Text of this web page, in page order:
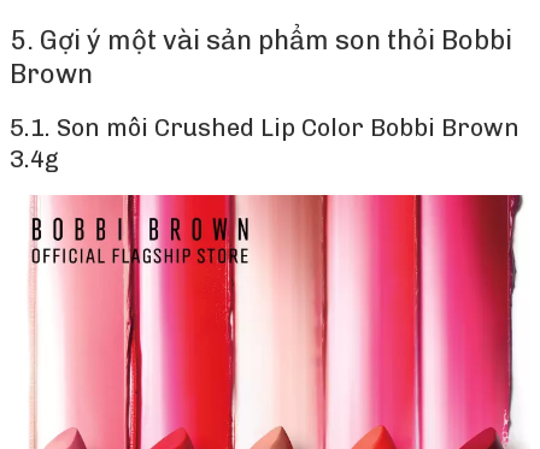
5. Gợi ý một vài sản phẩm son thỏi Bobbi
Brown
5.1. Son môi Crushed Lip Color Bobbi Brown
3.4g